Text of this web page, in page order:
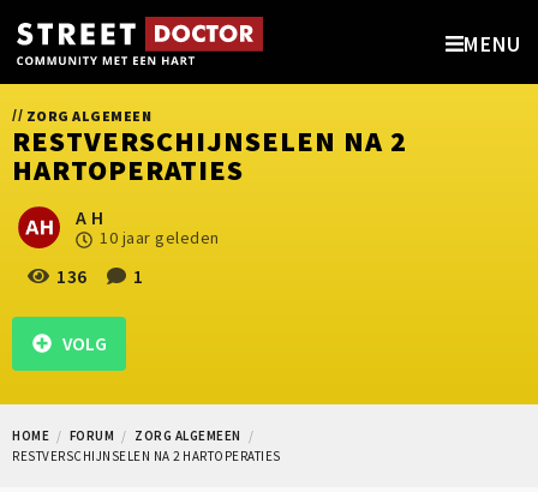
MENU
// ZORG ALGEMEEN
RESTVERSCHIJNSELEN NA 2
HARTOPERATIES
A H
10 jaar geleden
136 1
VOLG
HOME FORUM
ZORG ALGEMEEN
RESTVERSCHIJNSELEN NA 2 HARTOPERATIES